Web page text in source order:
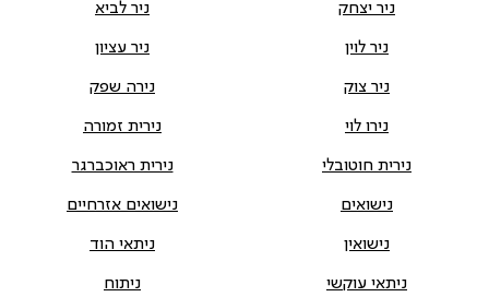
ניר יצחק ניר לביא
ניר לוין ניר עציון
ניר צוק נירה שפק
נירו לוי נירית זמורה
נירית חוטובלי נירית ראוכברגר
נישואים נישואים אזרחיים
נישואין ניתאי הוד
ניתאי עוקשי ניתוח